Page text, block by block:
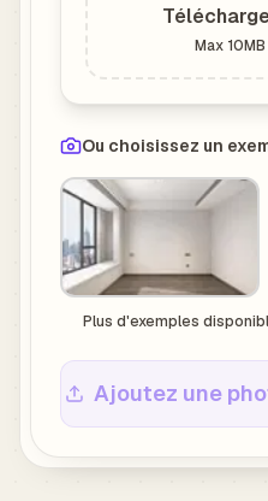
Max 10MB
Ou choisissez un
Plus d'exemples
Ajoutez une